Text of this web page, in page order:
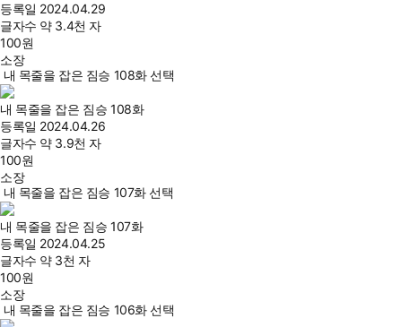
등록일 2024.04.29
글자수 약 3.4천 자
100원
소장
내 목줄을 잡은 짐승 108화 선택
내 목줄을 잡은 짐승 108화
등록일 2024.04.26
글자수 약 3.9천 자
100원
소장
내 목줄을 잡은 짐승 107화 선택
내 목줄을 잡은 짐승 107화
등록일 2024.04.25
글자수 약 3천 자
100원
소장
내 목줄을 잡은 짐승 106화 선택